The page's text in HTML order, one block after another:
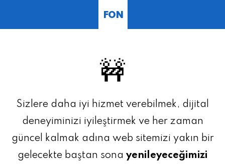
FON
🚧
Sizlere daha iyi hizmet verebilmek, dijital
deneyiminizi iyileştirmek ve her zaman
güncel kalmak adına web sitemizi yakın bir
gelecekte baştan sona yenileyeceğimizi